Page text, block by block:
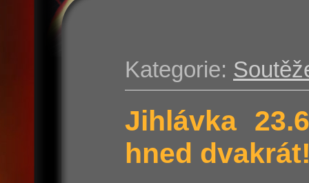
Kategorie:
Jihlávka
hned